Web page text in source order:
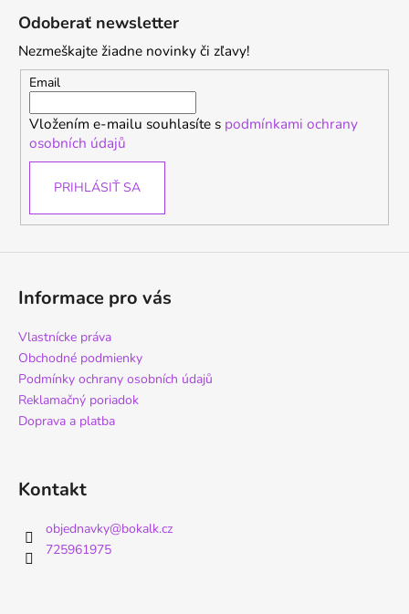
Odoberať newsletter
Nezmeškajte žiadne novinky či zľavy!
Email
Vložením e-mailu souhlasíte s podmínkami ochrany
osobních údajů
PRIHLÁSIŤ SA
Informace pro vás
Vlastnícke práva
Obchodné podmienky
Podmínky ochrany osobních údajů
Reklamačný poriadok
Doprava a platba
Kontakt
objednavky@bokalk.cz
725961975